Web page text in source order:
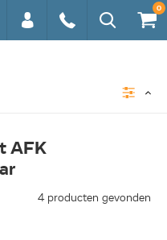
0
AFK
4 producten gevonden